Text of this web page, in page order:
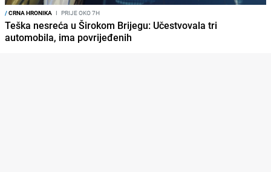
/CRNA HRONIKA I PRIJE OKO 7H
Teška nesreća u Širokom Brijegu: Učestvovala tri
automobila, ima povrijeđenih